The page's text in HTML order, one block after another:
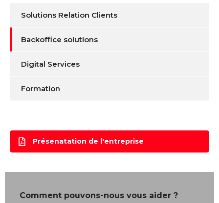
Solutions Relation Clients
Backoffice solutions
Digital Services
Formation
Présenatation de l'entreprise
Comment pouvons-nous vous aider ?